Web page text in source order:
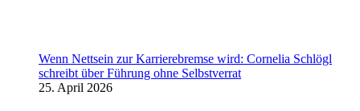
Wenn Nettsein zur Karrierebremse wird: Cornelia Schlögl
schreibt über Führung ohne Selbstverrat
25. April 2026